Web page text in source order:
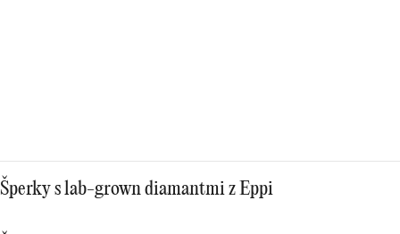
Šperky s lab-grown diamantmi z Eppi